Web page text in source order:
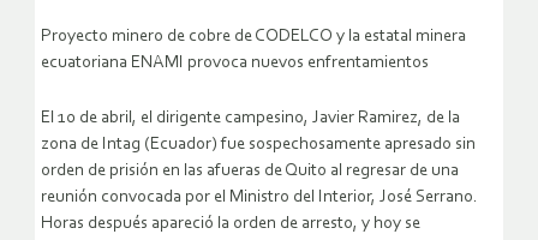
Proyecto minero de cobre de CODELCO y la estatal minera
ecuatoriana ENAMI provoca nuevos enfrentamientos
El 10 de abril, el dirigente campesino, Javier Ramirez, de la
zona de Intag (Ecuador) fue sospechosamente apresado sin
orden de prisión en las afueras de Quito al regresar de una
reunión convocada por el Ministro del Interior, José Serrano.
Horas después apareció la orden de arresto, y hoy se